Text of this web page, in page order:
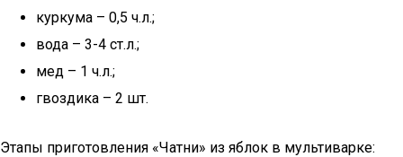
куркума – 0,5 ч.л.;
вода – 3-4 ст.л.;
мед – 1 ч.л.;
гвоздика – 2 шт.
Этапы приготовления «Чатни» из яблок в мультиварке: